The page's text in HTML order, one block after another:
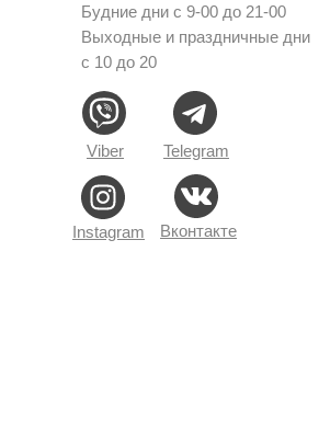
Будние дни с 9-00 до 21-00
Выходные и праздничные дни
с 10 до 20
Telegram
Viber
Instagram Вконтакте